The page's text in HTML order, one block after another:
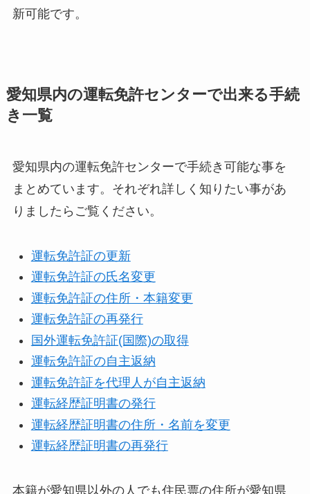
新可能です。
愛知県内の運転免許センターで出来る手続
き一覧
愛知県内の運転免許センターで手続き可能な事を
まとめています。それぞれ詳しく知りたい事があ
りましたらご覧ください。
運転免許証の更新
運転免許証の氏名変更
運転免許証の住所・本籍変更
運転免許証の再発行
国外運転免許証(国際)の取得
運転免許証の自主返納
運転免許証を代理人が自主返納
運転経歴証明書の発行
運転経歴証明書の住所・名前を変更
運転経歴証明書の再発行
本籍が愛知県以外の人でも住民票の住所が愛知県